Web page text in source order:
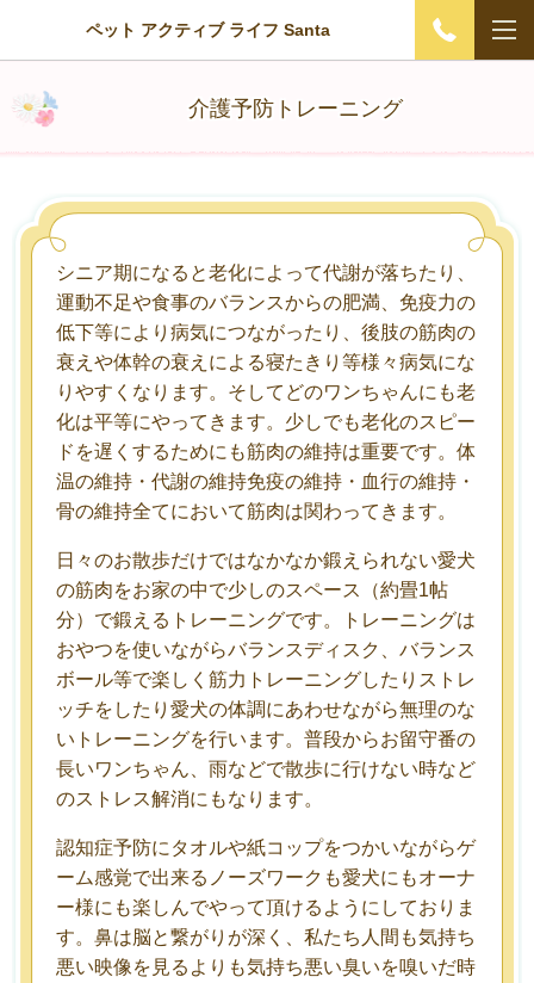
ペット アクティブ ライフ Santa
介護予防トレーニング
シニア期になると老化によって代謝が落ちたり、
運動不足や食事のバランスからの肥満、免疫力の
低下等により病気につながったり、後肢の筋肉の
衰えや体幹の衰えによる寝たきり等様々病気にな
りやすくなります。そしてどのワンちゃんにも老
化は平等にやってきます。少しでも老化のスピー
ドを遅くするためにも筋肉の維持は重要です。体
温の維持・代謝の維持免疫の維持・血行の維持・
骨の維持全てにおいて筋肉は関わってきます。
日々のお散歩だけではなかなか鍛えられない愛犬
の筋肉をお家の中で少しのスペース（約畳1帖
分）で鍛えるトレーニングです。トレーニングは
おやつを使いながらバランスディスク、バランス
ボール等で楽しく筋力トレーニングしたりストレ
ッチをしたり愛犬の体調にあわせながら無理のな
いトレーニングを行います。普段からお留守番の
長いワンちゃん、雨などで散歩に行けない時など
のストレス解消にもなります。
認知症予防にタオルや紙コップをつかいながらゲ
ーム感覚で出来るノーズワークも愛犬にもオーナ
ー様にも楽しんでやって頂けるようにしておりま
す。鼻は脳と繋がりが深く、私たち人間も気持ち
悪い映像を見るよりも気持ち悪い臭いを嗅いだ時